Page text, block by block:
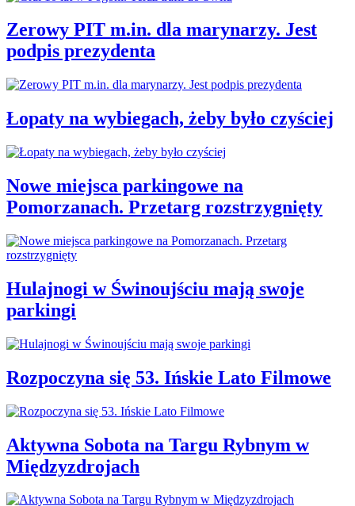
Zerowy PIT m.in. dla marynarzy. Jest
podpis prezydenta
Łopaty na wybiegach, żeby było czyściej
Nowe miejsca parkingowe na
Pomorzanach. Przetarg rozstrzygnięty
Hulajnogi w Świnoujściu mają swoje
parkingi
Rozpoczyna się 53. Ińskie Lato Filmowe
Aktywna Sobota na Targu Rybnym w
Międzyzdrojach